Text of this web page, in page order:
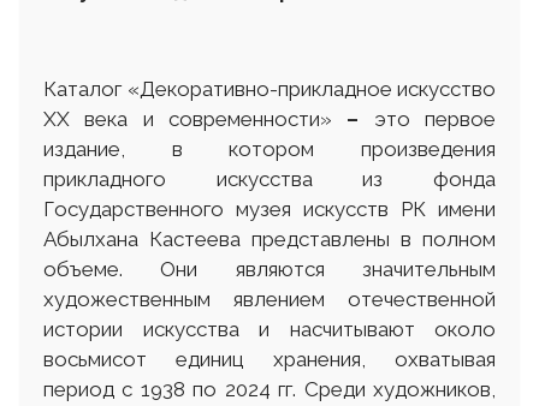
Каталог «Декоративно-прикладное искусство
ХХ века и современности» – это первое
издание, в котором произведения
прикладного искусства из фонда
Государственного музея искусств РК имени
Абылхана Кастеева представлены в полном
объеме. Они являются значительным
художественным явлением отечественной
истории искусства и насчитывают около
восьмисот единиц хранения, охватывая
период с 1938 по 2024 гг. Среди художников,